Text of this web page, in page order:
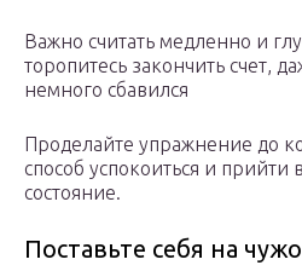
Важно считать медленно и
торопитесь закончить счет,
немного сбавился
Проделайте упражнение до
способ успокоиться и прийти
состояние.
Поставьте себя на